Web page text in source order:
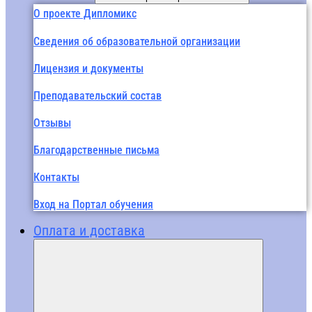
О проекте Дипломикс
Сведения об образовательной организации
Лицензия и документы
Преподавательский состав
Отзывы
Благодарственные письма
Контакты
Вход на Портал обучения
Оплата и доставка